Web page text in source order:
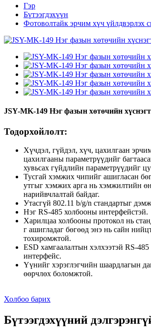
Гэр
Бүтээгдэхүүн
Фотоволтайк эрчим хүч үйлдвэрлэх
JSY-MK-149 Нэг фазын хөтөчийн хүснэгт
Тодорхойлолт:
Хүчдэл, гүйдэл, хүч, цахилгаан
цахилгааны параметрүүдийг
хувьсах гүйдлийн параметрүүдийг
Тусгай хэмжих чипийг ашигласан
утгыг хэмжих арга нь хэмжилтийн
нарийвчлалтай байдаг.
Утасгүй 802.11 b/g/n стандартыг
Нэг RS-485 холбооны интерфейстэй.
Харилцаа холбооны протокол нь
г ашигладаг бөгөөд энэ нь сайн
тохиромжтой.
ESD хамгаалалтын хэлхээтэй RS-
интерфейс.
Үүнийг хэрэглэгчийн шаардлагын
өөрчлөх боломжтой.
Холбоо барих
Бүтээгдэхүүний